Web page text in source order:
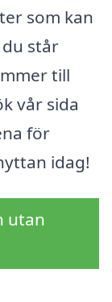
som kan
står
till
vår sida
för
idag!
utan